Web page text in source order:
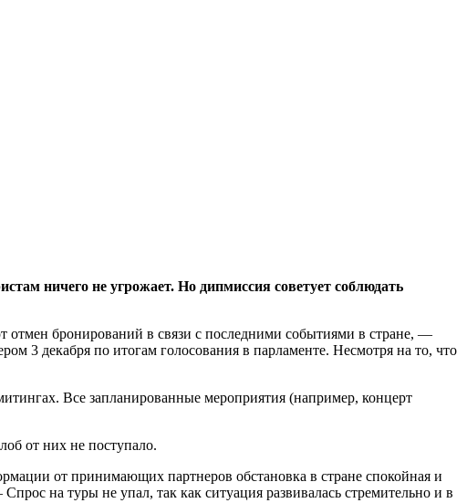
ничего не угрожает. Но дипмиссия советует соблюдать
бронирований в связи с последними событиями в стране, —
3 декабря по итогам голосования в парламенте. Несмотря на то, что
Все запланированные мероприятия (например, концерт
от них не поступало.
от принимающих партнеров обстановка в стране спокойная и
на туры не упал, так как ситуация развивалась стремительно и в